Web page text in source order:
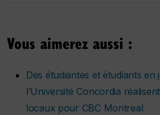
Vous aimerez aussi :
Des étudiantes et étudiants en
l’Université Concordia
locaux pour CBC Montreal